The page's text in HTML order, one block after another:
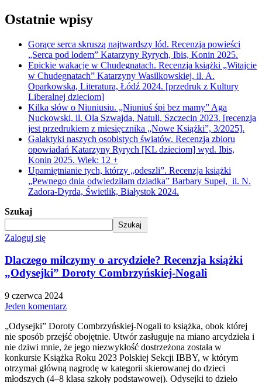
Ostatnie wpisy
Gorące serca skruszą najtwardszy lód. Recenzja powieści
„Serca pod lodem” Katarzyny Ryrych, Ibis, Konin 2025.
Epickie wakacje w Chudegnatach. Recenzja książki „Witajcie
w Chudegnatach” Katarzyny Wasilkowskiej, il. A.
Oparkowska, Literatura, Łódź 2024. [przedruk z Kultury
Liberalnej dzieciom]
Kilka słów o Niuniusiu. „Niuniuś śpi bez mamy” Aga
Nuckowski, il. Ola Szwajda, Natuli, Szczecin 2023. [recenzja
jest przedrukiem z miesięcznika „Nowe Książki”, 3/2025].
Galaktyki naszych osobistych światów. Recenzja zbioru
opowiadań Katarzyny Ryrych [KL dzieciom] wyd. Ibis,
Konin 2025. Wiek: 12 +
Upamiętnianie tych, którzy „odeszli”. Recenzja książki
„Pewnego dnia odwiedziłam dziadka” Barbary Supeł, il. N.
Zadora-Dyrda, Świetlik, Białystok 2024.
Szukaj
Szukaj
Zaloguj się
Dlaczego milczymy o arcydziele? Recenzja książki
„Odysejki” Doroty Combrzyńskiej-Nogali
9 czerwca 2024
Jeden komentarz
„Odysejki” Doroty Combrzyńskiej-Nogali to książka, obok której
nie sposób przejść obojętnie. Utwór zasługuje na miano arcydzieła i
nie dziwi mnie, że jego niezwykłość dostrzeżona została w
konkursie Książka Roku 2023 Polskiej Sekcji IBBY, w którym
otrzymał główną nagrodę w kategorii skierowanej do dzieci
młodszych (4–8 klasa szkoły podstawowej). Odysejki to dzieło